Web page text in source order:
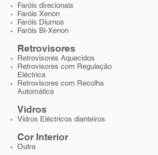
Faróis direcionais
Faróis Xenon
Faróis Diurnos
Faróis Bi-Xenon
Retrovisores
Retrovisores Aquecidos
Retrovisores com Regulação
Eléctrica
Retrovisores com Recolha
Automática
Vidros
Vidros Eléctricos dianteiros
Cor Interior
Outra